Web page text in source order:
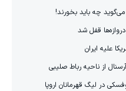
می‌گوید چه باید بخورند!
قفل شد
علیه ایران
از ناحیه رباط صلیبی
در لیگ قهرمانان اروپا